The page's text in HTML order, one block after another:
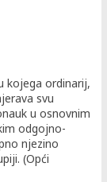
kojega ordinarij,
svu
u osnovnim
odgojno-
njezino
(Opći